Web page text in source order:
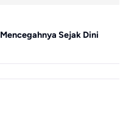
Sejak Dini